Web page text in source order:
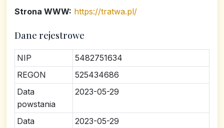
Strona WWW: https://tratwa.pl/
Dane rejestrowe
NIP
5482751634
REGON
525434686
Data
powstania
2023-05-29
Data
2023-05-29